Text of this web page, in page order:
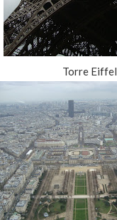
Torre Eiffel